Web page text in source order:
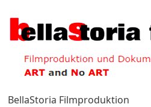
BellaStoria Filmproduktion